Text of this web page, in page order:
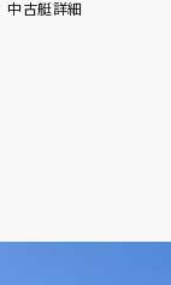
中古艇詳細